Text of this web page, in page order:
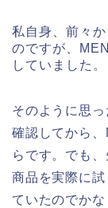
私自身、前々
のですが、
していました。
そのように思
確認してから
らです。でも
商品を実際に
ていたのでかな